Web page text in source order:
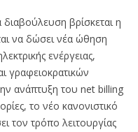
διαβούλευση βρίσκεται η
να δώσει νέα ώθηση
ενέργειας,
γραφειοκρατικών
ανάπτυξη του net billing
το νέο κανονιστικό
τον τρόπο λειτουργίας